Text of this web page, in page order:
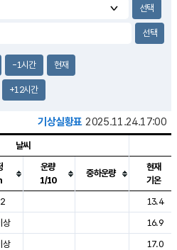
-1시간 현재
+12시간
기상실황표 2025.11.24.17:00
기온, 강수, 바람, 기압등을 안내한 표입
날씨
운량
1/10
중하운량
현재
기온
13.4
상
16.9
상
17.0